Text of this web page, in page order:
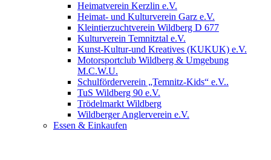
Heimatverein Kerzlin e.V.
Heimat- und Kulturverein Garz e.V.
Kleintierzuchtverein Wildberg D 677
Kulturverein Temnitztal e.V.
Kunst-Kultur-und Kreatives (KUKUK) e.V.
Motorsportclub Wildberg & Umgebung
M.C.W.U.
Schulförderverein „Temnitz-Kids“ e.V..
TuS Wildberg 90 e.V.
Trödelmarkt Wildberg
Wildberger Anglerverein e.V.
Essen & Einkaufen